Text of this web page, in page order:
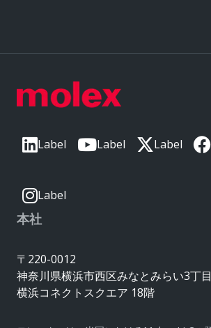
Label Label Label
Label
本社
〒220-0012
神奈川県横浜市西区みなとみらい3丁
横浜コネクトスクエア 18階